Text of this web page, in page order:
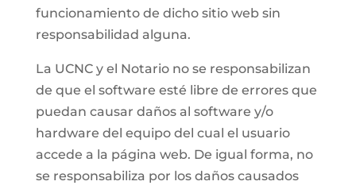
funcionamiento de dicho sitio web sin
responsabilidad alguna.
La UCNC y el Notario no se responsabilizan
de que el software esté libre de errores que
puedan causar daños al software y/o
hardware del equipo del cual el usuario
accede a la página web. De igual forma, no
se responsabiliza por los daños causados